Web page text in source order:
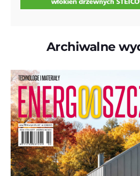
Archiwalne